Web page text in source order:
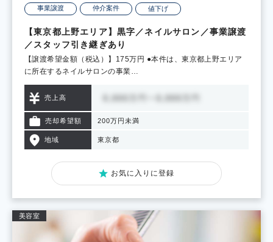
事業譲渡 仲介案件 値下げ
【東京都上野エリア】黒字／ネイルサロン／事業譲渡
／スタッフ引き継ぎあり
【譲渡希望金額（税込）】175万円 ●本件は、東京都上野エリア
に所在するネイルサロンの事業…
売上高
売却希望額 200万円未満
地域 東京都
お気に入りに登録
美容室